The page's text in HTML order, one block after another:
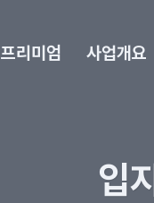
프리미엄 사업개요
입